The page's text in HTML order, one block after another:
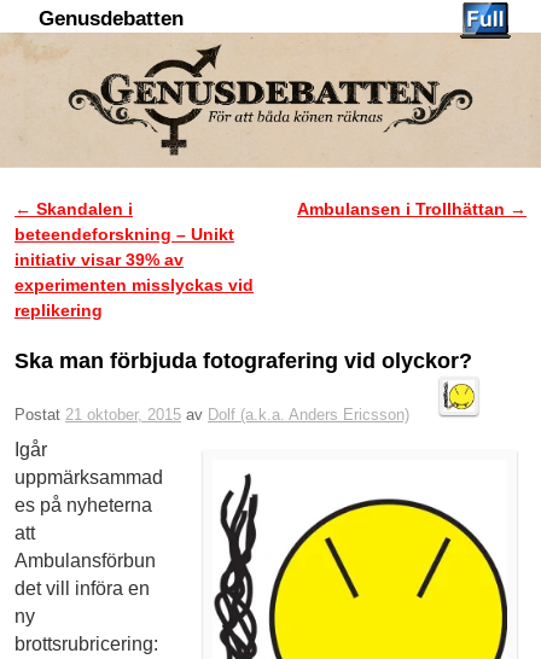
Genusdebatten
Inläggsnavigering
← Skandalen i
beteendeforskning – Unikt
initiativ visar 39% av
experimenten misslyckas vid
replikering
Ambulansen i Trollhättan →
Ska man förbjuda fotografering vid olyckor?
Postat 21 oktober, 2015 av Dolf (a.k.a. Anders Ericsson)
Igår
uppmärksammad
es på nyheterna
att
Ambulansförbun
det vill införa en
ny
brottsrubricering: